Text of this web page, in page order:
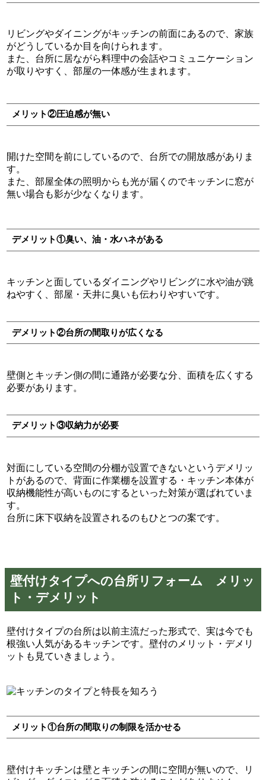
リビングやダイニングがキッチンの前面にあるので、家族
がどうしているか目を向けられます。
また、台所に居ながら料理中の会話やコミュニケーション
が取りやすく、部屋の一体感が生まれます。
メリット②圧迫感が無い
開けた空間を前にしているので、台所での開放感がありま
す。
また、部屋全体の照明からも光が届くのでキッチンに窓が
無い場合も影が少なくなります。
デメリット①臭い、油・水ハネがある
キッチンと面しているダイニングやリビングに水や油が跳
ねやすく、部屋・天井に臭いも伝わりやすいです。
デメリット②台所の間取りが広くなる
壁側とキッチン側の間に通路が必要な分、面積を広くする
必要があります。
デメリット③収納力が必要
対面にしている空間の分棚が設置できないというデメリッ
トがあるので、背面に作業棚を設置する・キッチン本体が
収納機能性が高いものにするといった対策が選ばれていま
す。
台所に床下収納を設置されるのもひとつの案です。
壁付けタイプへの台所リフォーム メリッ
ト・デメリット
壁付けタイプの台所は以前主流だった形式で、実は今でも
根強い人気があるキッチンです。壁付のメリット・デメリ
ットも見ていきましょう。
メリット①台所の間取りの制限を活かせる
壁付けキッチンは壁とキッチンの間に空間が無いので、リ